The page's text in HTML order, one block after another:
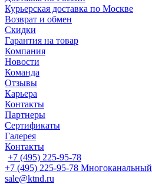
Курьерская доставка по Москве
Возврат и обмен
Скидки
Гарантия на товар
Компания
Новости
Команда
Отзывы
Карьера
Контакты
Партнеры
Сертификаты
Галерея
Контакты
+7 (495) 225-95-78
+7 (495) 225-95-78 Многоканальный
sale@ktnd.ru